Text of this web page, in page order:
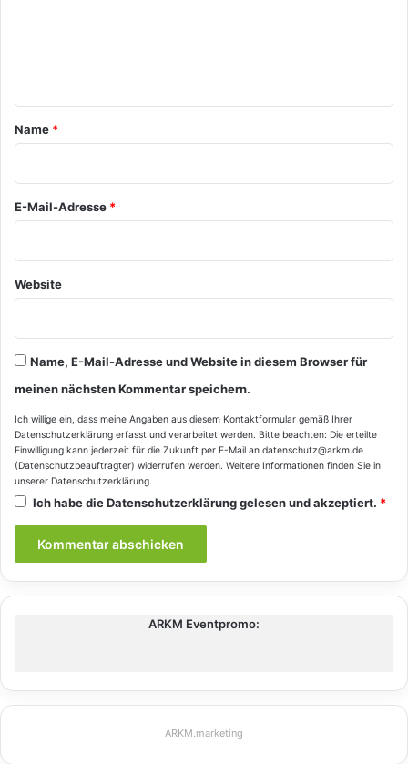
a
r
*
Name *
E-Mail-Adresse *
Website
Name, E-Mail-Adresse und Website in diesem Browser für
meinen nächsten Kommentar speichern.
Ich willige ein, dass meine Angaben aus diesem Kontaktformular gemäß Ihrer
Datenschutzerklärung erfasst und verarbeitet werden. Bitte beachten: Die erteilte
Einwilligung kann jederzeit für die Zukunft per E-Mail an datenschutz@arkm.de
(Datenschutzbeauftragter) widerrufen werden. Weitere Informationen finden Sie in
unserer Datenschutzerklärung.
Ich habe dieDatenschutzerklärunggelesen und akzeptiert. *
ARKM Eventpromo:
ARKM.marketing